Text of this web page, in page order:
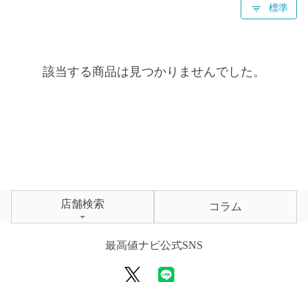
標準
該当する商品は見つかりませんでした。
店舗検索 コラム
最高値ナビ公式SNS